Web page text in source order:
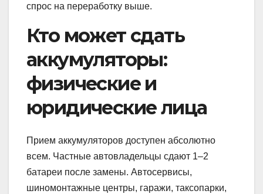
спрос на переработку выше.
Кто может сдать
аккумуляторы:
физические и
юридические лица
Прием аккумуляторов доступен абсолютно
всем. Частные автовладельцы сдают 1–2
батареи после замены. Автосервисы,
шиномонтажные центры, гаражи, таксопарки,